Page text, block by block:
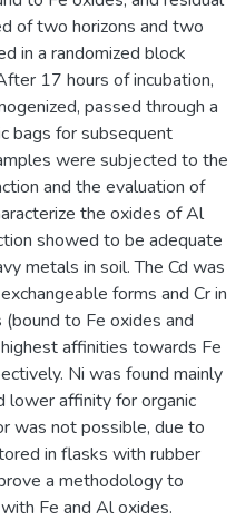
of two horizons and two
in a randomized block
17 hours of incubation,
passed through a
bags for subsequent
were subjected to the
and the evaluation of
the oxides of Al
showed to be adequate
metals in soil. The Cd was
forms and Cr in
to Fe oxides and
affinities towards Fe
Ni was found mainly
lower affinity for organic
was not possible, due to
in flasks with rubber
a methodology to
Fe and Al oxides.